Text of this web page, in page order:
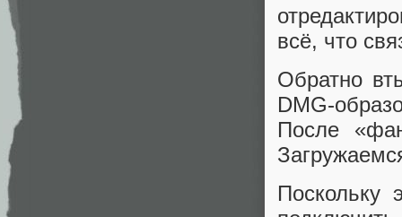
всё, что
Обратно
DMG-
После
Поскольку